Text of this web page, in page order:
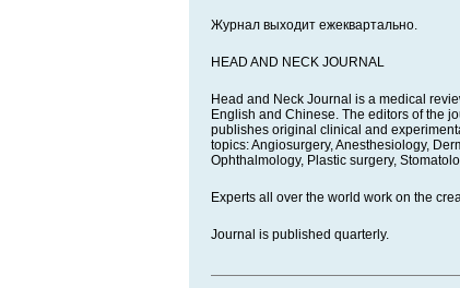
Журнал выходит ежеквартально.
HEAD AND NECK JOURNAL
Head and Neck Journal is a medical
English and Chinese. The editors of the
publishes original clinical and
topics: Angiosurgery, Anesthesiology,
Ophthalmology, Plastic surgery,
Experts all over the world work on the
Journal is published quarterly.